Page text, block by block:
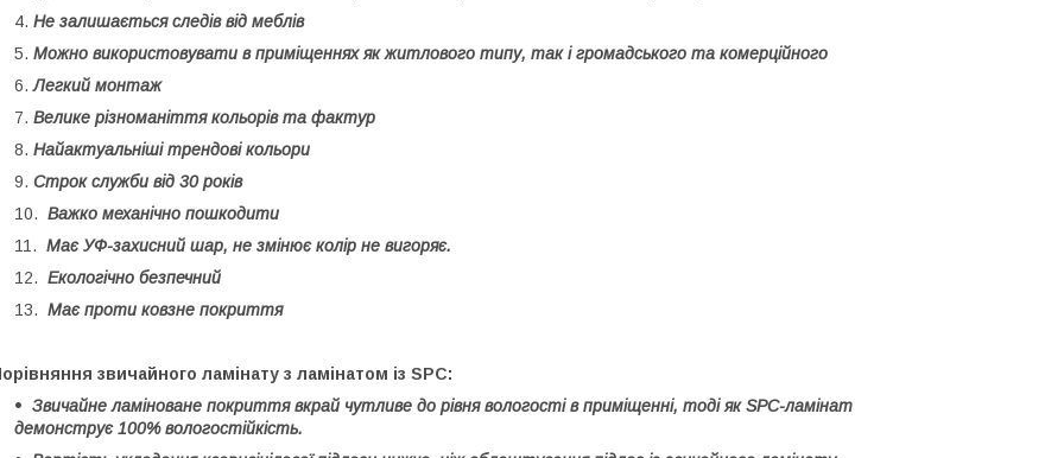
Не залишається следів від меблів
Можно використовувати в приміщеннях як житлового типу, так і громадського та комерційного
Легкий монтаж
Велике різноманіття кольорів та фактур
Найактуальніші трендові кольори
Строк служби від 30 років
Важко механічно пошкодити
Має УФ-захисний шар, не змінює колір не вигоряє.
Екологічно безпечний
Має проти ковзне покриття
звичайного ламінату з ламінатом із SPC:
Звичайне ламіноване покриття вкрай чутливе до рівня вологості в приміщенні, тоді як SPC-ламінат
демонструє 100% вологостійкість.